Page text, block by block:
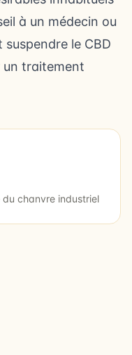
à un médecin ou
le CBD
un traitement
chanvre industriel